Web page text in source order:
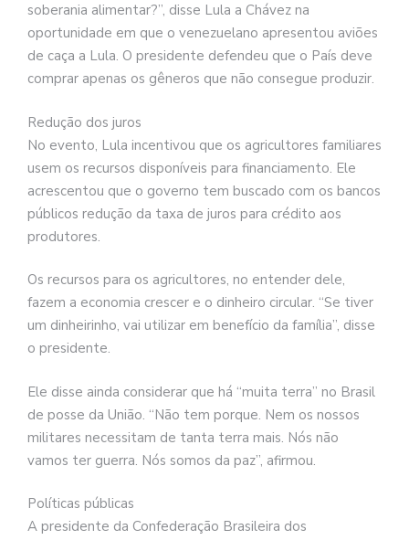
soberania alimentar?”, disse Lula a Chávez na
oportunidade em que o venezuelano apresentou aviões
de caça a Lula. O presidente defendeu que o País deve
comprar apenas os gêneros que não consegue produzir.
Redução dos juros
No evento, Lula incentivou que os agricultores familiares
usem os recursos disponíveis para financiamento. Ele
acrescentou que o governo tem buscado com os bancos
públicos redução da taxa de juros para crédito aos
produtores.
Os recursos para os agricultores, no entender dele,
fazem a economia crescer e o dinheiro circular. “Se tiver
um dinheirinho, vai utilizar em benefício da família”, disse
o presidente.
Ele disse ainda considerar que há “muita terra” no Brasil
de posse da União. “Não tem porque. Nem os nossos
militares necessitam de tanta terra mais. Nós não
vamos ter guerra. Nós somos da paz”, afirmou.
Políticas públicas
A presidente da Confederação Brasileira dos